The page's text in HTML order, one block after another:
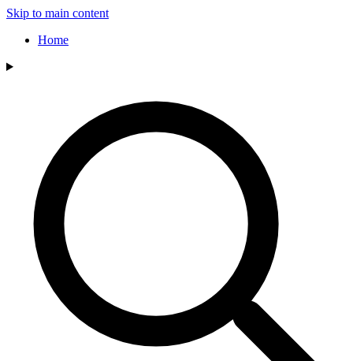
Skip to main content
Home